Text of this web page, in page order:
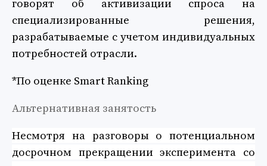
говорят об активизации спроса на
специализированные решения,
разрабатываемые с учетом индивидуальных
потребностей отрасли.
*По оценке Smart Ranking
Альтернативная занятость
Несмотря на разговоры о потенциальном
досрочном прекращении эксперимента со